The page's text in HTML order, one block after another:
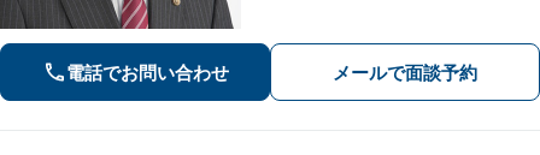
に取り組みます。【峰山駅から徒歩圏
内】【兵庫県北部エリアも対応】
電話でお問い合わせ メールで面談予約